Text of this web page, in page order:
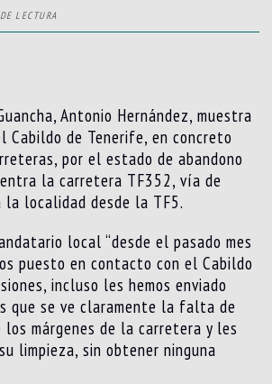
LECTURA
Antonio Hernández, muestra
Cabildo de Tenerife, en concreto
por el estado de abandono
la carretera TF352, vía de
la localidad desde la TF5.
local “desde el pasado mes
puesto en contacto con el Cabildo
incluso les hemos enviado
que se ve claramente la falta de
los márgenes de la carretera y les
limpieza, sin obtener ninguna